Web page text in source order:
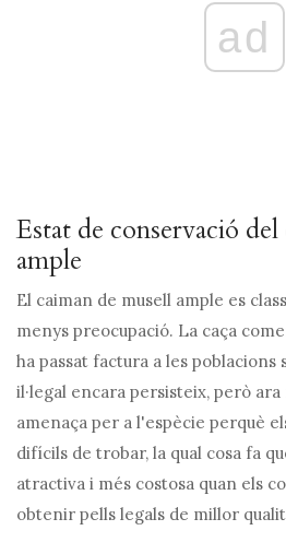
ad
Estat de conservació
ample
El caiman de musell ample es
menys preocupació. La caça
ha passat factura a les poblacions
il·legal encara persisteix, però
amenaça per a l'espècie perquè
difícils de trobar, la qual cosa fa
atractiva i més costosa quan els
obtenir pells legals de millor